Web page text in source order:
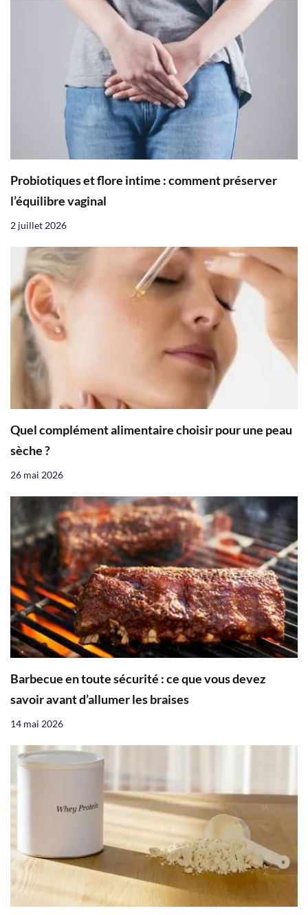
Probiotiques et flore intime : comment préserver
l’équilibre vaginal
2 juillet 2026
Quel complément alimentaire choisir pour une peau
sèche ?
26 mai 2026
Barbecue en toute sécurité : ce que vous devez
savoir avant d’allumer les braises
14 mai 2026